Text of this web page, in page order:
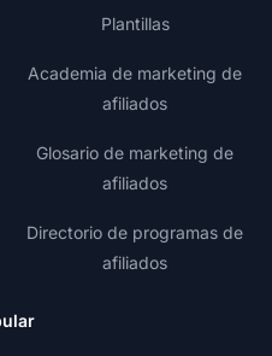
Plantillas
Academia de marketing de
afiliados
Glosario de marketing de
afiliados
Directorio de programas de
afiliados